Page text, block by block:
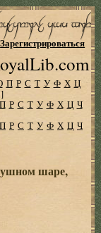
Зарегистрироваться
П Р С Т У Ф Х Ц
П Р С Т У Ф Х Ц Ч
П Р С Т У Ф Х Ц Ч
шаре,